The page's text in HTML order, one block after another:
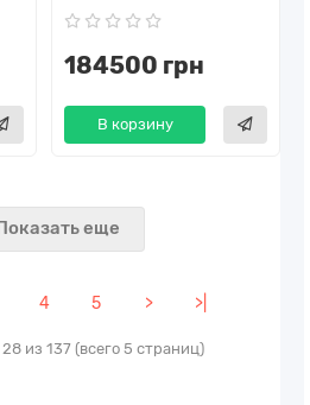
184500 грн
В корзину
еще
4 5 > >|
из 137 (всего 5 страниц)